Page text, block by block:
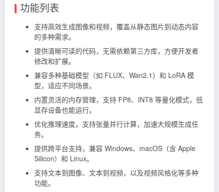
功能列表
支持高效生成图像和视频，覆盖从静态图片到动态内容
的多种需求。
提供清晰可读的代码，无需依赖第三方库，方便开发者
修改和扩展。
兼容多种基础模型（如 FLUX、Wan2.1）和 LoRA 模
型，适应不同场景。
内置灵活的内存管理，支持 FP8、INT8 等量化模式，低
显存设备也能运行。
优化推理速度，支持张量并行计算，加速大规模生成任
务。
提供跨平台支持，兼容 Windows、macOS（含 Apple
Silicon）和 Linux。
支持文本到图像、文本到视频，以及视频风格化等多种
功能。